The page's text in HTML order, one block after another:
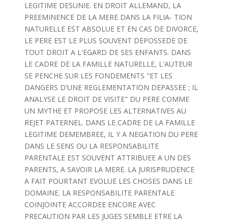
LEGITIME DESUNIE. EN DROIT ALLEMAND, LA
PREEMINENCE DE LA MERE DANS LA FILIA- TION
NATURELLE EST ABSOLUE ET EN CAS DE DIVORCE,
LE PERE EST LE PLUS SOUVENT DEPOSSEDE DE
TOUT DROIT A L'EGARD DE SES ENFANTS. DANS
LE CADRE DE LA FAMILLE NATURELLE, L'AUTEUR
SE PENCHE SUR LES FONDEMENTS "ET LES
DANGERS D'UNE REGLEMENTATION DEPASSEE ; IL
ANALYSE LE DROIT DE VISITE" DU PERE COMME
UN MYTHE ET PROPOSE LES ALTERNATIVES AU
REJET PATERNEL. DANS LE CADRE DE LA FAMILLE
LEGITIME DEMEMBREE, IL Y A NEGATION DU PERE
DANS LE SENS OU LA RESPONSABILITE
PARENTALE EST SOUVENT ATTRIBUEE A UN DES
PARENTS, A SAVOIR LA MERE. LA JURISPRUDENCE
A FAIT POURTANT EVOLUE LES CHOSES DANS LE
DOMAINE. LA RESPONSABILITE PARENTALE
COINJOINTE ACCORDEE ENCORE AVEC
PRECAUTION PAR LES JUGES SEMBLE ETRE LA